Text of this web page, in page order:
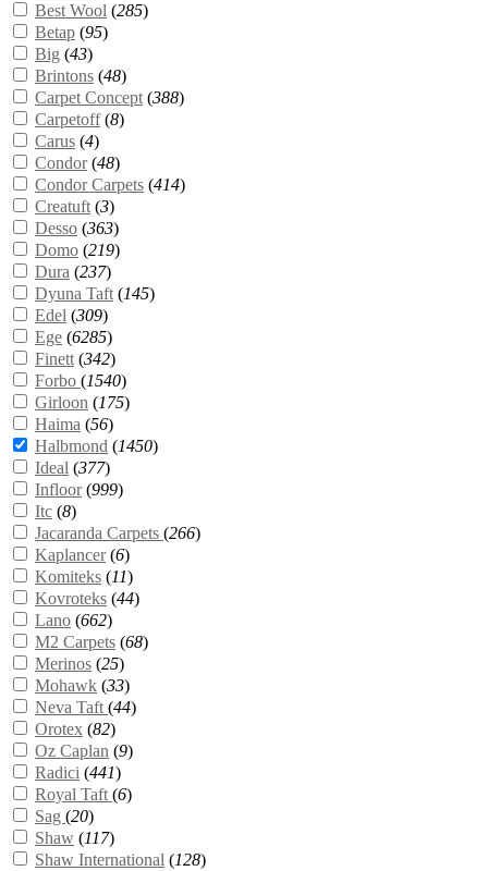
Best Wool (285)
Betap (95)
Big (43)
Brintons (48)
Carpet Concept (388)
Carpetoff(8)
Carus (4)
Condor(48)
Condor Carpets (414)
Creatuft (3)
Desso (363)
Domo (219)
Dura (237)
Dyuna Taft (145)
Edel (309)
Ege (6285)
Finett (342)
Forbo (1540)
Girloon (175)
Haima (56)
Halbmond (1450)
Ideal (377)
Infloor(999)
Itc (8)
Jacaranda Carpets (266)
Kaplancer(6)
Komiteks (11)
Kovroteks (44)
Lano (662)
M2 Carpets (68)
Merinos (25)
Mohawk (33)
Neva Taft (44)
Orotex (82)
Oz Caplan (9)
Radici (441)
Royal Taft (6)
Sag (20)
Shaw (117)
Shaw International (128)